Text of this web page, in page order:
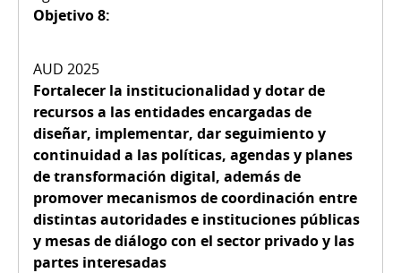
Objetivo 8:
Fortalecer la institucionalidad y dotar de
recursos a las entidades encargadas de
diseñar, implementar, dar seguimiento y
continuidad a las políticas, agendas y planes
de transformación digital, además de
promover mecanismos de coordinación entre
distintas autoridades e instituciones públicas
y mesas de diálogo con el sector privado y las
partes interesadas